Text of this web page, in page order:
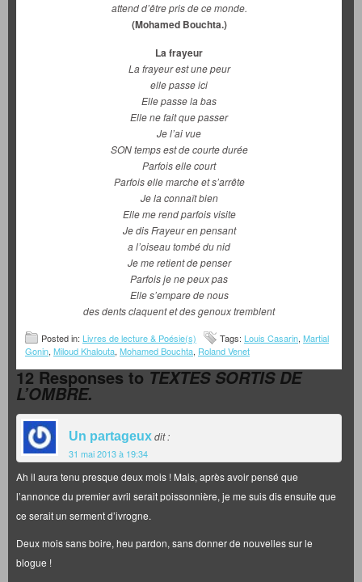
attend d’être pris de ce monde.
(Mohamed Bouchta.)
La frayeur
La frayeur est une peur
elle passe ici
Elle passe la bas
Elle ne fait que passer
Je l’ai vue
SON temps est de courte durée
Parfois elle court
Parfois elle marche et s’arrête
Je la connaît bien
Elle me rend parfois visite
Je dis Frayeur en pensant
a l’oiseau tombé du nid
Je me retient de penser
Parfois je ne peux pas
Elle s’empare de nous
des dents claquent et des genoux tremblent
Posted in: Livres de lecture & Poésie(s) Tags: Louis Casarin, Martial
Gonin, Miloud Khalouta, Mohamed Bouchta, Roland Venet
12 Responses toTEXTES SORTIS DE
L’OMBRE.
Un partageuxdit :
31 mai 2013 à 19:34
Ah il aura tenu presque deux mois ! Mais, après avoir pensé que
l’annonce du premier avril serait poissonnière, je me suis dis ensuite que
ce serait un serment d’ivrogne.
Deux mois sans boire, heu pardon, sans donner de nouvelles sur le
blogue !